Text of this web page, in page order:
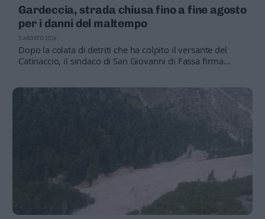
Gardeccia, strada chiusa fino a fine agosto
per i danni del maltempo
Dopo la colata di detriti che ha colpito il versante del
Catinaccio, il sindaco di San Giovanni di Fassa firma
3 AGOSTO 2026